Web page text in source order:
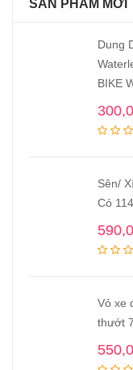
SẢN PHẨM MỚI
Dung
BIKE
Sên/
Có
Vỏ xe
thướt